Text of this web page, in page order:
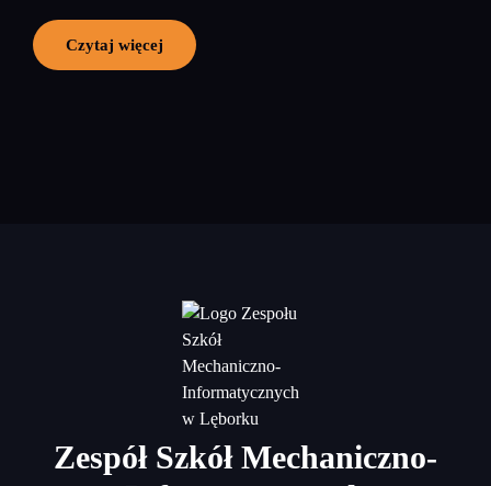
Czytaj więcej
Zespół Szkół Mechaniczno-